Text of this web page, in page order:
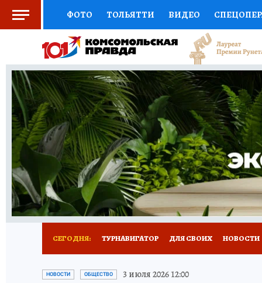
ФОТО ТОЛЬЯТТИ ВИДЕО
СОЦПОДДЕРЖКА НАУКА СПОРТ
ВЫБОР ЭКСПЕРТОВ ДОКТОР
КНИЖНАЯ ПОЛКА ПРОГНОЗЫ НА СПОРТ
ПРЕСС-ЦЕНТР НЕДВИЖИМОСТЬ
КОЛЛЕКЦИИ КП РЕКЛАМА
СЕГОДНЯ: ТУРНАВИГАТОР ДЛЯ СВОИХ НОВОСТИ
НАДЕЖНЫЕ РАБОТОДАТЕЛИ
НОВОСТИ ОБЩЕСТВО 3 июля 2026 12:00